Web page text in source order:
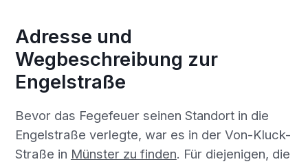
Adresse und
Wegbeschreibung zur
Engelstraße
Bevor das Fegefeuer seinen Standort in die
Engelstraße verlegte, war es in der Von-Kluck-
Straße in Münster zu finden. Für diejenigen, die